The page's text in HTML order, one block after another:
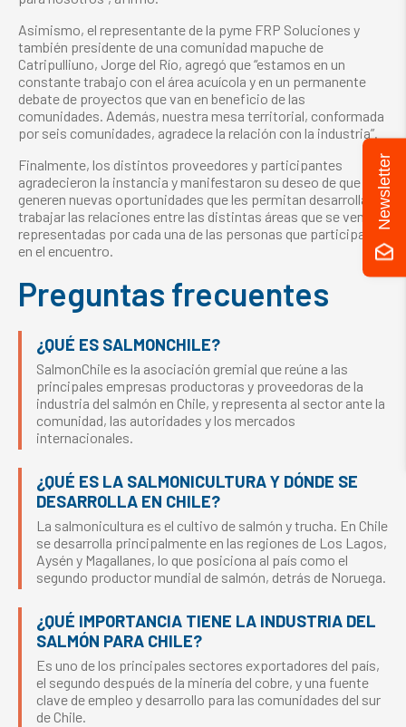
Asimismo, el representante de la pyme FRP Soluciones y
también presidente de una comunidad mapuche de
Catripulliuno, Jorge del Río, agregó que “estamos en un
constante trabajo con el área acuícola y en un permanente
debate de proyectos que van en beneficio de las
comunidades. Además, nuestra mesa territorial, conformada
por seis comunidades, agradece la relación con la industria”.
Finalmente, los distintos proveedores y participantes
agradecieron la instancia y manifestaron su deseo de que se
generen nuevas oportunidades que les permitan desarrollar y
trabajar las relaciones entre las distintas áreas que se ven
representadas por cada una de las personas que participaron
en el encuentro.
Preguntas frecuentes
¿QUÉ ES SALMONCHILE?
SalmonChile es la asociación gremial que reúne a las
principales empresas productoras y proveedoras de la
industria del salmón en Chile, y representa al sector ante la
comunidad, las autoridades y los mercados
internacionales.
¿QUÉ ES LA SALMONICULTURA Y DÓNDE SE
DESARROLLA EN CHILE?
La salmonicultura es el cultivo de salmón y trucha. En Chile
se desarrolla principalmente en las regiones de Los Lagos,
Aysén y Magallanes, lo que posiciona al país como el
segundo productor mundial de salmón, detrás de Noruega.
¿QUÉ IMPORTANCIA TIENE LA INDUSTRIA DEL
SALMÓN PARA CHILE?
Es uno de los principales sectores exportadores del país,
el segundo después de la minería del cobre, y una fuente
clave de empleo y desarrollo para las comunidades del sur
de Chile.
Newsletter